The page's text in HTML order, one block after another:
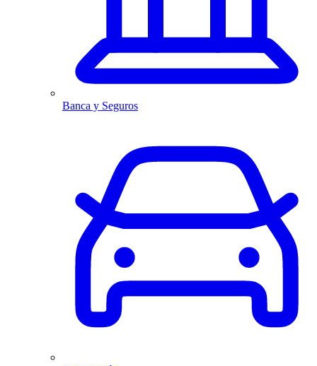
Banca y Seguros